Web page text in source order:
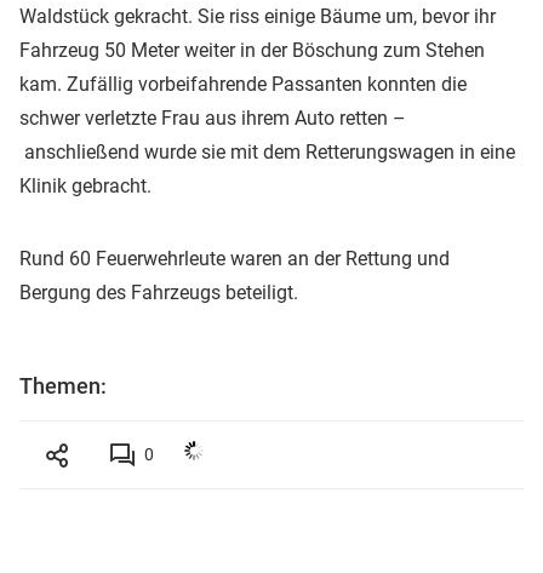
Waldstück gekracht. Sie riss einige Bäume um, bevor ihr
Fahrzeug 50 Meter weiter in der Böschung zum Stehen
kam. Zufällig vorbeifahrende Passanten konnten die
schwer verletzte Frau aus ihrem Auto retten –
anschließend wurde sie mit dem Retterungswagen in eine
Klinik gebracht.
Rund 60 Feuerwehrleute waren an der Rettung und
Bergung des Fahrzeugs beteiligt.
Themen:
0